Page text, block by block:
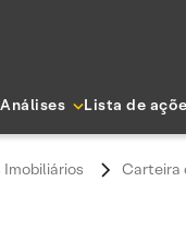
Análises Lista de
Carteira